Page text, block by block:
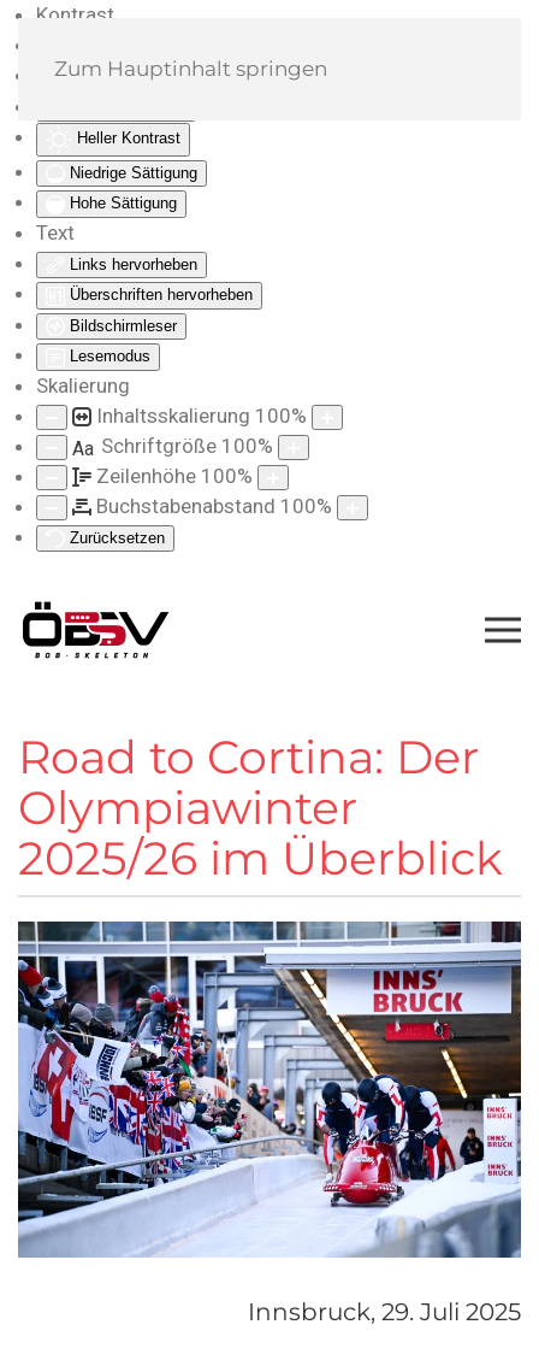
Kontrast
Monochrom
Heller Kontrast
Niedrige Sättigung
Hohe Sättigung
Text
Links hervorheben
Überschriften hervorheben
Bildschirmleser
Lesemodus
Skalierung
Inhaltsskalierung 100%
Aa Schriftgröße 100%
Zeilenhöhe 100%
Buchstabenabstand 100%
Zurücksetzen
Zum Hauptinhalt springen
Road to Cortina: Der
Olympiawinter
2025/26 im Überblick
Innsbruck, 29. Juli 2025